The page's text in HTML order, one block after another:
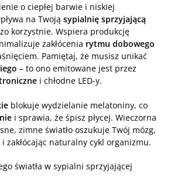
o ciepłej barwie i niskiej
na Twoją sypialnię sprzyjającą
korzystnie. Wspiera produkcję
zakłócenia rytmu dobowego
Pamiętaj, że musisz unikać
– to ono emitowane jest przez
i chłodne LED-y.
blokuje wydzielanie melatoniny, co
i sprawia, że śpisz płycej. Wieczorna
zimne światło oszukuje Twój mózg,
zakłócając naturalny cykl organizmu.
światła w sypialni sprzyjającej